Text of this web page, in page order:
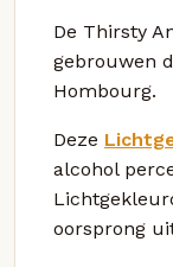
De Thirsty
gebrouwen
Hombourg.
Deze
alcohol
oorsprong